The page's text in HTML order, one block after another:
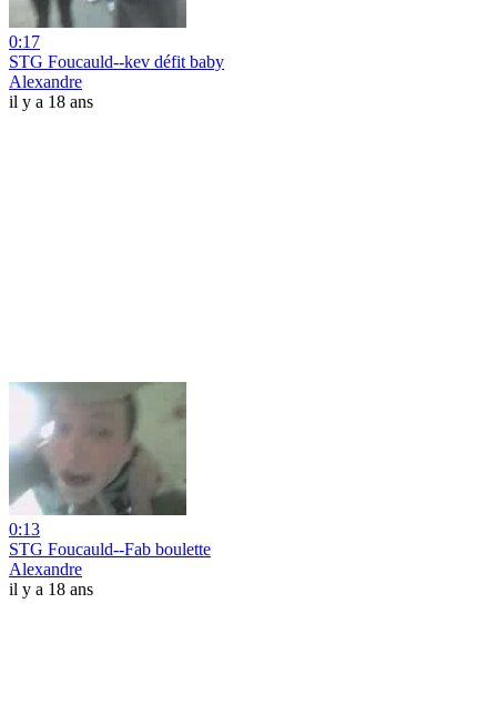
0:17
STG Foucauld--kev défit baby
Alexandre
il y a 18 ans
0:13
STG Foucauld--Fab boulette
Alexandre
il y a 18 ans